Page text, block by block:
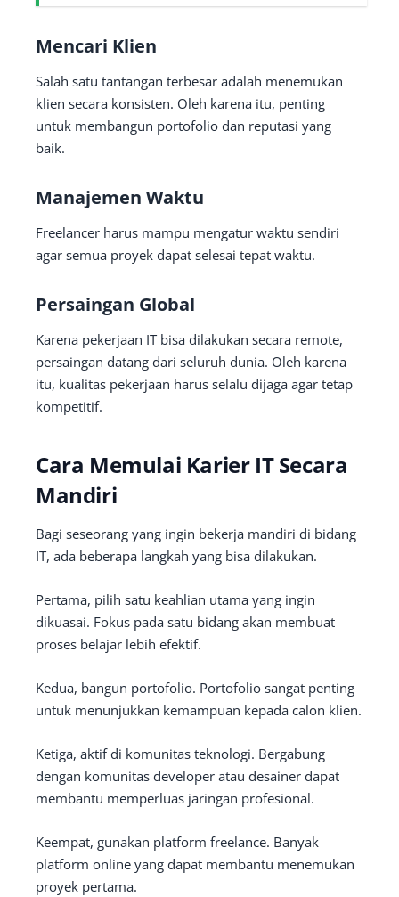
Mencari Klien
Salah satu tantangan terbesar adalah menemukan
klien secara konsisten. Oleh karena itu, penting
untuk membangun portofolio dan reputasi yang
baik.
Manajemen Waktu
Freelancer harus mampu mengatur waktu sendiri
agar semua proyek dapat selesai tepat waktu.
Persaingan Global
Karena pekerjaan IT bisa dilakukan secara remote,
persaingan datang dari seluruh dunia. Oleh karena
itu, kualitas pekerjaan harus selalu dijaga agar tetap
kompetitif.
Cara Memulai Karier IT Secara
Mandiri
Bagi seseorang yang ingin bekerja mandiri di bidang
IT, ada beberapa langkah yang bisa dilakukan.
Pertama, pilih satu keahlian utama yang ingin
dikuasai. Fokus pada satu bidang akan membuat
proses belajar lebih efektif.
Kedua, bangun portofolio. Portofolio sangat penting
untuk menunjukkan kemampuan kepada calon klien.
Ketiga, aktif di komunitas teknologi. Bergabung
dengan komunitas developer atau desainer dapat
membantu memperluas jaringan profesional.
Keempat, gunakan platform freelance. Banyak
platform online yang dapat membantu menemukan
proyek pertama.